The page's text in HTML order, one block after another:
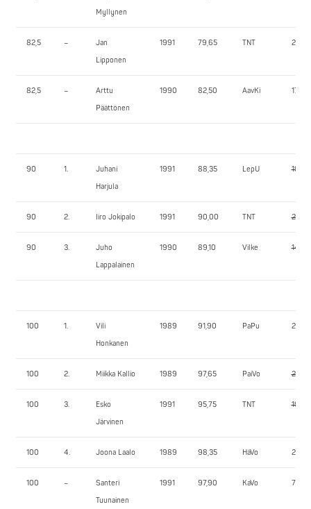
Myllynen
82,5 –
Jan
Lipponen
1991 79,65 TNT 200,0
82,5 –
Arttu
Päättönen
1990 82,50 AavKi 175,0
90 1.
Juhani
Harjula
1991 88,35 LepU 190,0
90 2. Iiro Jokipalo 1991 90,00 TNT 210,0
90 3.
Juho
Lappalainen
1990 89,10 Vilke 140,0
100 1.
Vili
Honkanen
1989 91,90 PaPu 240,0
100 2. Miikka Kallio 1989 97,65 PaiVo 240,0
100 3.
Esko
Järvinen
1991 95,75 TNT 190,0
100 4. Joona Laalo 1989 98,35 HäVo 205,0
100 –
Santeri
Tuunainen
1991 97,90 KaVo 75,0